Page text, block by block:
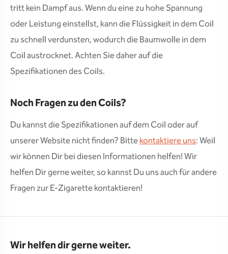
tritt kein Dampf aus. Wenn du eine zu hohe Spannung
oder Leistung einstellst, kann die Flüssigkeit in dem Coil
zu schnell verdunsten, wodurch die Baumwolle in dem
Coil austrocknet. Achten Sie daher auf die
Spezifikationen des Coils.
Noch Fragen zu den Coils?
Du kannst die Spezifikationen auf dem Coil oder auf
unserer Website nicht finden? Bittekontaktiere uns: Weil
wir können Dir bei diesen Informationen helfen! Wir
helfen Dir gerne weiter, so kannst Du uns auch für andere
Fragen zur E-Zigarette kontaktieren!
Wir helfen dir gerne weiter.